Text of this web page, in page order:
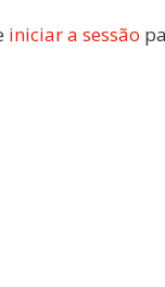
iniciar a sessão